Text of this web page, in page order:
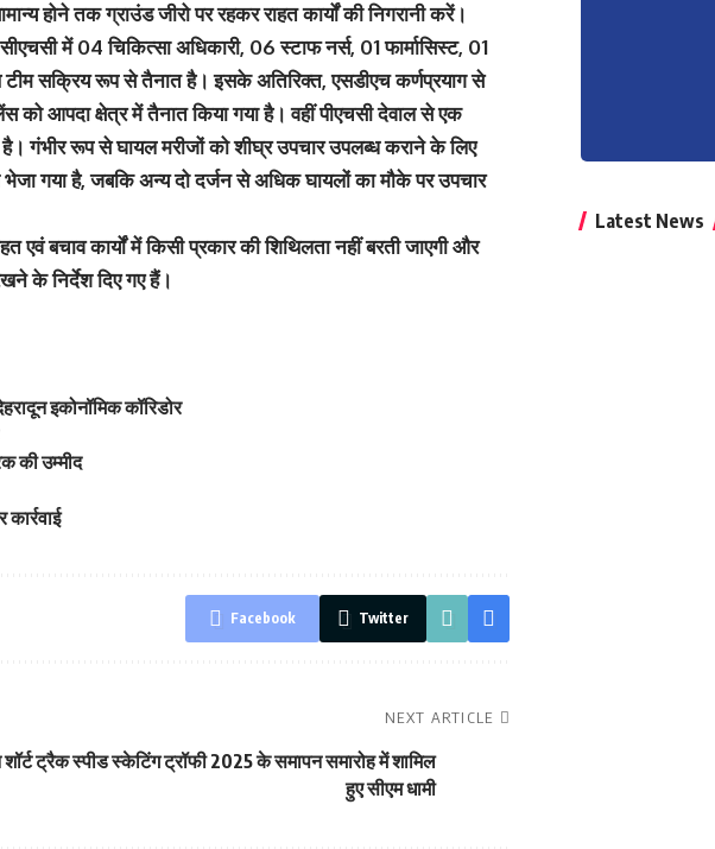
होने तक ग्राउंड जीरो पर रहकर राहत कार्यों की निगरानी करें।
में 04 चिकित्सा अधिकारी, 06 स्टाफ नर्स, 01 फार्मासिस्ट, 01
सक्रिय रूप से तैनात है। इसके अतिरिक्त, एसडीएच कर्णप्रयाग से
को आपदा क्षेत्र में तैनात किया गया है। वहीं पीएचसी देवाल से एक
है। गंभीर रूप से घायल मरीजों को शीघ्र उपचार उपलब्ध कराने के लिए
गया है, जबकि अन्य दो दर्जन से अधिक घायलों का मौके पर उपचार
एवं बचाव कार्यों में किसी प्रकार की शिथिलता नहीं बरती जाएगी और
के निर्देश दिए गए हैं।
इकोनॉमिक कॉरिडोर
की उम्मीद
Facebook Twitter
NEXT ARTICLE
ट्रैक स्पीड स्केटिंग ट्रॉफी 2025 के समापन समारोह में शामिल
हुए सीएम धामी
Latest News